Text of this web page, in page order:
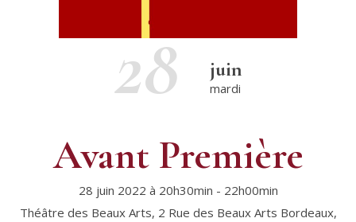
28 juin
mardi
Avant Première
28 juin 2022 à 20h30min - 22h00min
Théâtre des Beaux Arts, 2 Rue des Beaux Arts Bordeaux,